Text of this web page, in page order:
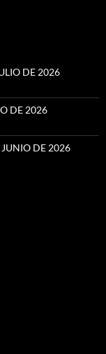
DE 2026
DE 2026
JUNIO DE 2026